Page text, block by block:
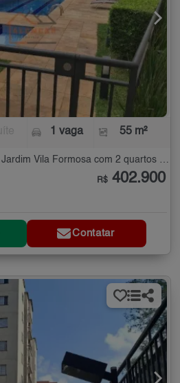
1 vaga 55 m²
Apartamento à Venda no Jardim Vila Formosa com 2 quartos - 55 m²
R$ 402.900
Contatar